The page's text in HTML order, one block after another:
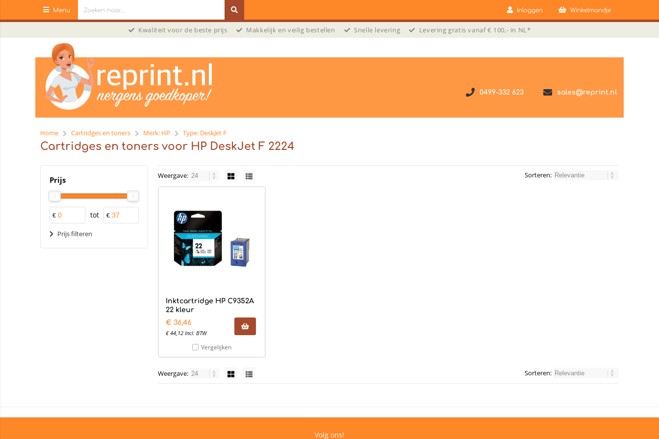
Menu Inloggen Winkelmandje
Kwaliteit voor de beste prijs Makkelijk en veilig bestellen Snelle levering Levering gratis vanaf € 100,- in NL*
sales@reprint.nl
0499-332 623
Home Cartridges en toners Merk: HP Type: DeskJet F
Cartridges en toners voor HP DeskJet F 2224
Prijs
€ tot €
Prijs filteren
Weergave: Sorteren:
Inktcartridge HP C9352A
22 kleur
€ 36,46
€44,12 Incl. BTW
Vergelijken
Weergave: Sorteren:
Volg ons!